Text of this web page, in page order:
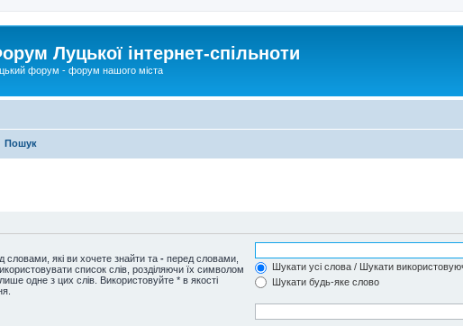
Луцької інтернет-спільноти
форум - форум нашого міста
Пошук
словами, які ви хочете знайти та - перед словами,
список слів, розділяючи їх символом
одне з цих слів. Використовуйте * в якості
Шукати усі слова / Шукати
Шукати будь-яке слово